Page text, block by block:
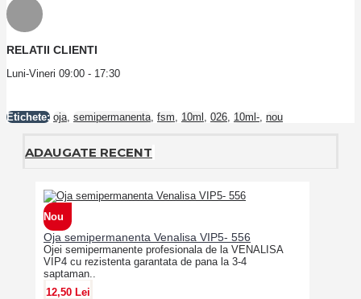
RELATII CLIENTI
Luni-Vineri 09:00 - 17:30
Etichete: oja semipermanenta fsm 10ml 026 10ml- nou
ADAUGATE RECENT
Nou
Oja semipermanenta Venalisa VIP5- 556
Ojei semipermanente profesionala de la VENALISA
VIP4 cu rezistenta garantata de pana la 3-4
saptaman..
12,50 Lei